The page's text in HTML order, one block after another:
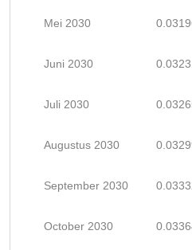
Mei 2030
Juni 2030
Juli 2030
Augustus 2030
September 2030
October 2030